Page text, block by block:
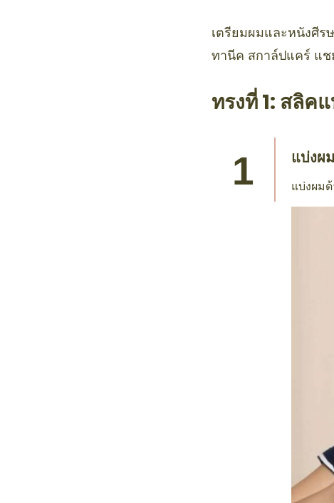
เตรียมผมและหนังศีร
ทานีค สกาล์ปแคร์ แ
ทรงที่ 1: สลิค
แบ่งผม
แบ่งผม